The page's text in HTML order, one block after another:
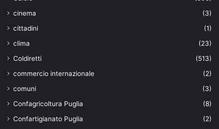
cinema
(3)
cittadini
(1)
clima
(23)
Coldiretti
(513)
commercio internazionale
(2)
comuni
(3)
Confagricoltura Puglia
(8)
Confartigianato Puglia
(2)